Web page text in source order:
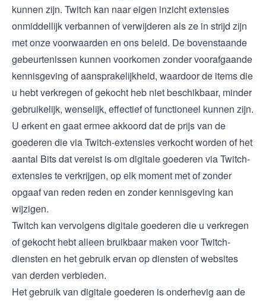
kunnen zijn. Twitch kan naar eigen inzicht extensies
onmiddellijk verbannen of verwijderen als ze in strijd zijn
met onze voorwaarden en ons beleid. De bovenstaande
gebeurtenissen kunnen voorkomen zonder voorafgaande
kennisgeving of aansprakelijkheid, waardoor de items die
u hebt verkregen of gekocht heb niet beschikbaar, minder
gebruikelijk, wenselijk, effectief of functioneel kunnen zijn.
U erkent en gaat ermee akkoord dat de prijs van de
goederen die via Twitch-extensies verkocht worden of het
aantal Bits dat vereist is om digitale goederen via Twitch-
extensies te verkrijgen, op elk moment met of zonder
opgaaf van reden reden en zonder kennisgeving kan
wijzigen.
Twitch kan vervolgens digitale goederen die u verkregen
of gekocht hebt alleen bruikbaar maken voor Twitch-
diensten en het gebruik ervan op diensten of websites
van derden verbieden.
Het gebruik van digitale goederen is onderhevig aan de